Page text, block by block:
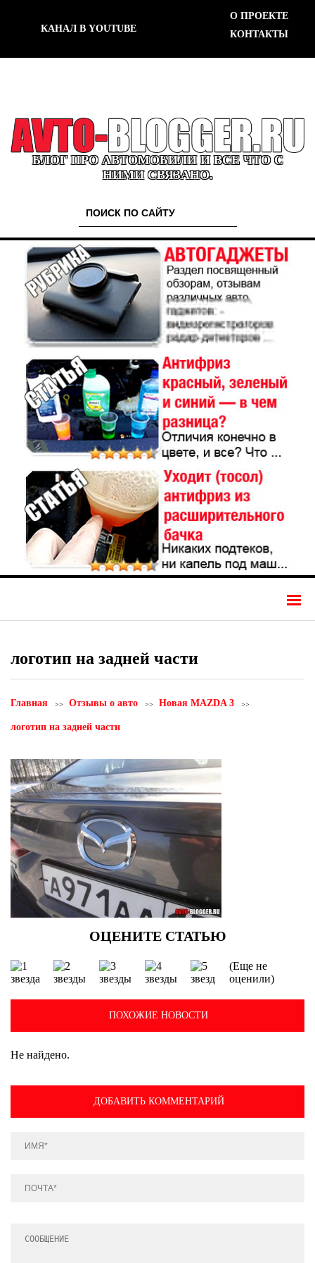
КАНАЛ В YOUTUBE
О ПРОЕКТЕ
КОНТАКТЫ
БЛОГ ПРО АВТОМОБИЛИ И ВСЕ ЧТО С
НИМИ СВЯЗАНО.
логотип на задней части
Главная Отзывы о авто Новая MAZDA 3
логотип на задней части
(Еще не
оценили)
ПОХОЖИЕ НОВОСТИ
Не найдено.
ДОБАВИТЬ КОММЕНТАРИЙ